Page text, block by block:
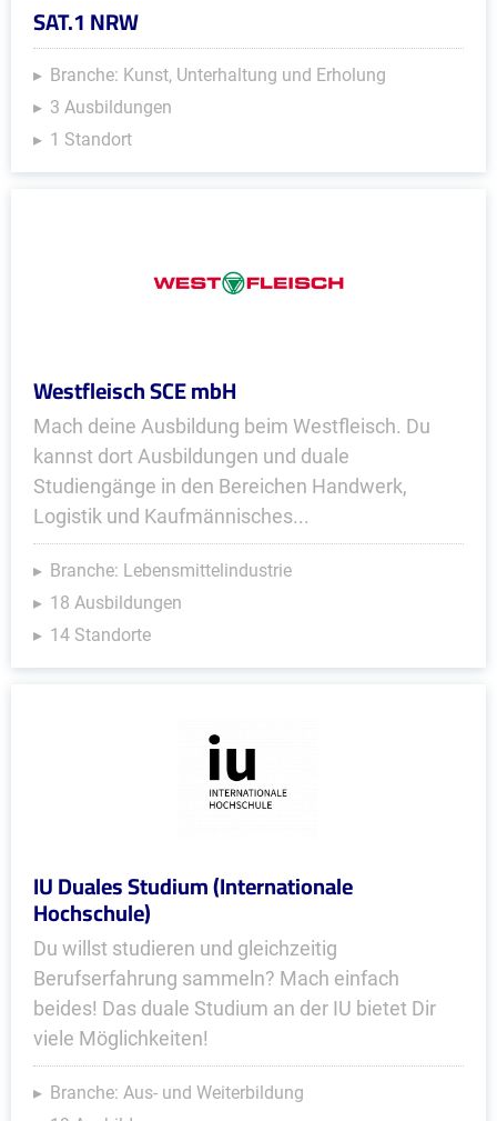
SAT.1 NRW
Branche: Kunst, Unterhaltung und Erholung
3 Ausbildungen
1 Standort
Westfleisch SCE mbH
Mach deine Ausbildung beim Westfleisch. Du
kannst dort Ausbildungen und duale
Studiengänge in den Bereichen Handwerk,
Logistik und Kaufmännisches...
Branche: Lebensmittelindustrie
18 Ausbildungen
14 Standorte
IU Duales Studium (Internationale
Hochschule)
Du willst studieren und gleichzeitig
Berufserfahrung sammeln? Mach einfach
beides! Das duale Studium an der IU bietet Dir
viele Möglichkeiten!
Branche: Aus- und Weiterbildung